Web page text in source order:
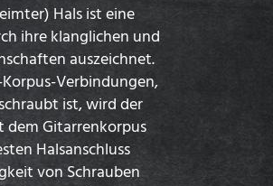
Hals ist eine
ihre klanglichen und
auszeichnet.
Verbindungen,
ist, wird der
dem Gitarrenkorpus
Halsanschluss
von Schrauben